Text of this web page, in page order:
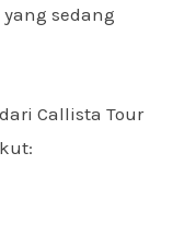
sedang
Callista Tour